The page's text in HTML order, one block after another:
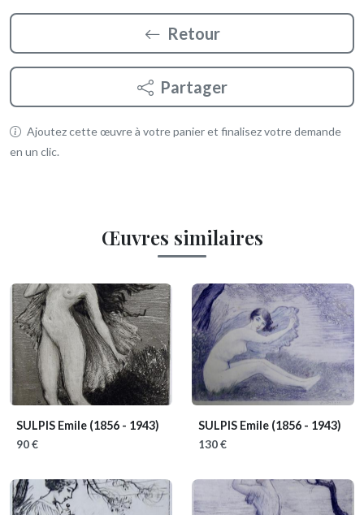
Retour
Partager
Ajoutez cette œuvre à votre panier et finalisez votre demande
en un clic.
Œuvres similaires
SULPIS Emile (1856 - 1943)
90 €
SULPIS Emile (1856 - 1943)
130 €